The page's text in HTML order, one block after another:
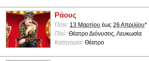
Ράους
Πότε: 13 Μαρτίου έως 26 Απριλίου*
Πού: Θέατρο Διόνυσος, Λευκωσία
Κατηγορία: Θέατρο